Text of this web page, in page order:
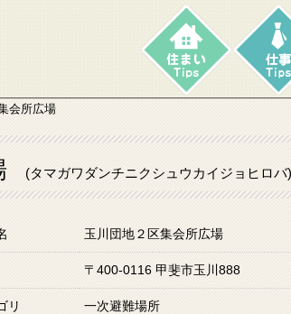
会所広場
(タマガワダンチニクシュウカイジョヒロバ)
玉川団地２区集会所広場
〒400-0116 甲斐市玉川888
リ 一次避難場所